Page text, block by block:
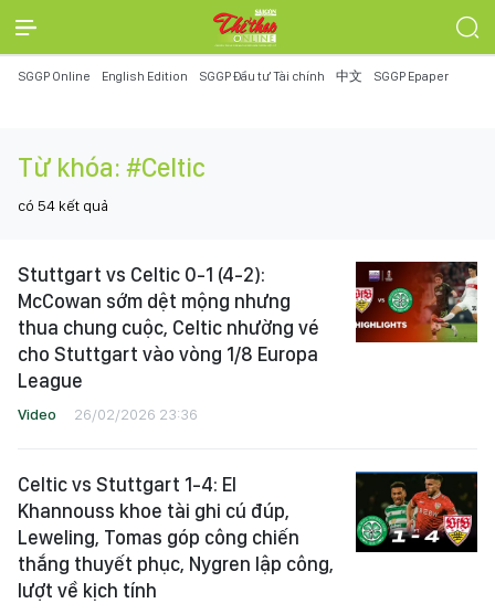
SGGP Online English Edition SGGP Đầu tư Tài chính 中文 SGGP Epaper
Từ khóa: #Celtic
có 54 kết quả
Stuttgart vs Celtic 0-1 (4-2):
McCowan sớm dệt mộng nhưng
thua chung cuộc, Celtic nhường vé
cho Stuttgart vào vòng 1/8 Europa
League
Video 26/02/2026 23:36
Celtic vs Stuttgart 1-4: El
Khannouss khoe tài ghi cú đúp,
Leweling, Tomas góp công chiến
thắng thuyết phục, Nygren lập công,
lượt về kịch tính